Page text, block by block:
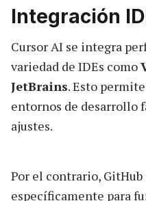
Integración
Cursor AI se integra
variedad de IDEs como
JetBrains. Esto
entornos de desarrollo
ajustes.
Por el contrario,
específicamente para